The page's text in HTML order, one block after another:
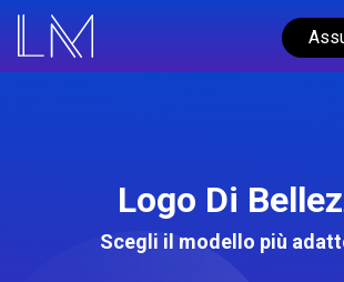
Logo Di
Scegli il modello più